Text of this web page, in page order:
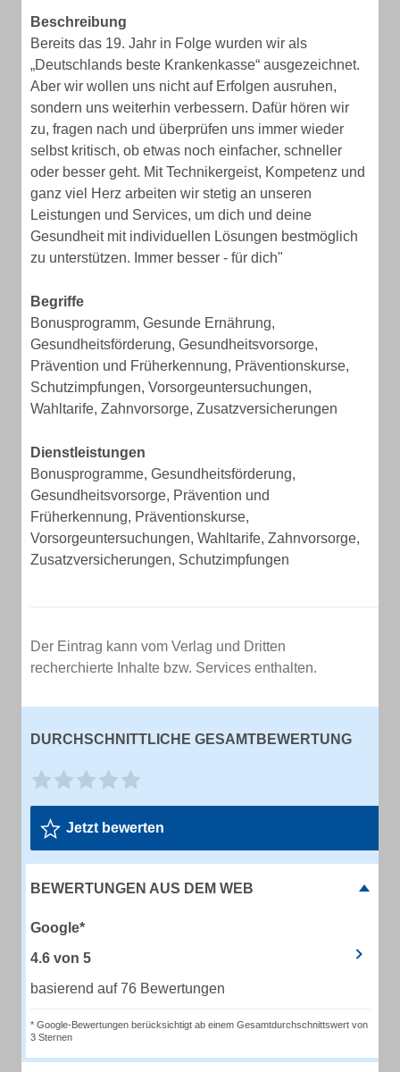
Beschreibung
Bereits das 19. Jahr in Folge wurden wir als
„Deutschlands beste Krankenkasse“ ausgezeichnet.
Aber wir wollen uns nicht auf Erfolgen ausruhen,
sondern uns weiterhin verbessern. Dafür hören wir
zu, fragen nach und überprüfen uns immer wieder
selbst kritisch, ob etwas noch einfacher, schneller
oder besser geht. Mit Technikergeist, Kompetenz und
ganz viel Herz arbeiten wir stetig an unseren
Leistungen und Services, um dich und deine
Gesundheit mit individuellen Lösungen bestmöglich
zu unterstützen. Immer besser - für dich"
Begriffe
Bonusprogramm, Gesunde Ernährung,
Gesundheitsförderung, Gesundheitsvorsorge,
Prävention und Früherkennung, Präventionskurse,
Schutzimpfungen, Vorsorgeuntersuchungen,
Wahltarife, Zahnvorsorge, Zusatzversicherungen
Dienstleistungen
Bonusprogramme, Gesundheitsförderung,
Gesundheitsvorsorge, Prävention und
Früherkennung, Präventionskurse,
Vorsorgeuntersuchungen, Wahltarife, Zahnvorsorge,
Zusatzversicherungen, Schutzimpfungen
Der Eintrag kann vom Verlag und Dritten
recherchierte Inhalte bzw. Services enthalten.
DURCHSCHNITTLICHE GESAMTBEWERTUNG
Jetzt bewerten
BEWERTUNGEN AUS DEM WEB
Google*
4.6 von 5
basierend auf 76 Bewertungen
* Google-Bewertungen berücksichtigt ab einem Gesamtdurchschnittswert von
3 Sternen